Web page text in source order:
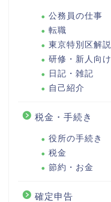
公務員の仕事
転職
東京特別区解説
研修・新人向け
日記・雑記
自己紹介
税金・手続き
役所の手続き
税金
節約・お金
確定申告